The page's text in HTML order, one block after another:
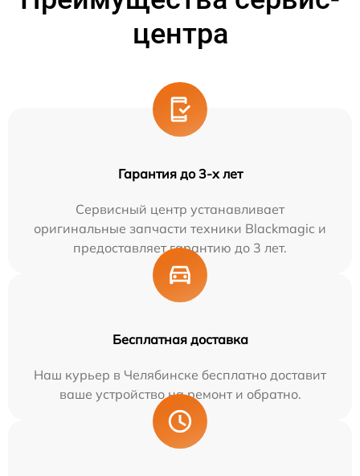
центра
Гарантия до 3-х лет
Сервисный центр устанавливает
оригинальные запчасти техники Blackmagic и
предоставляет гарантию до 3 лет.
Бесплатная доставка
Наш курьер в Челябинске бесплатно доставит
ваше устройство на ремонт и обратно.